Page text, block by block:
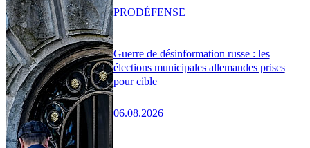
Guerre de désinformation russe : les
élections municipales allemandes prises
pour cible
06.08.2026
PRODÉFENSE